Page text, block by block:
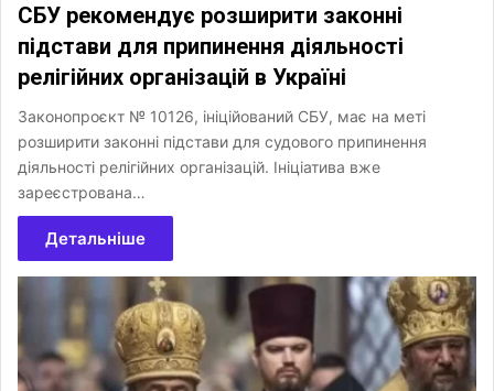
СБУ рекомендує розширити законні
підстави для припинення діяльності
релігійних організацій в Україні
Законопроєкт № 10126, ініційований СБУ, має на меті
розширити законні підстави для судового припинення
діяльності релігійних організацій. Ініціатива вже
зареєстрована…
Детальніше